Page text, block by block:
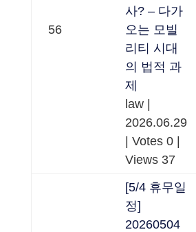
56
사? – 다가
오는 모빌
리티 시대
의 법적 과
제
law
2026.06.29
Votes 0
Views 37
[5/4 휴무일
정]
20260504